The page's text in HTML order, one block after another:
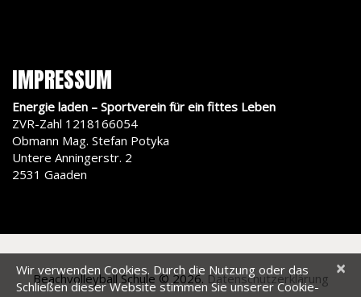
IMPRESSUM
Energie laden – Sportverein für ein fittes Leben
ZVR-Zahl 1218166054
Obmann Mag. Stefan Potyka
Untere Anningerstr. 2
2531 Gaaden
Beachvolleyball Schule© 2026. Datenschutzerklärung ×
Wir verwenden Cookies. Durch die Nutzung oder das
Schließen dieser Website stimmen Sie unserer Cookie-